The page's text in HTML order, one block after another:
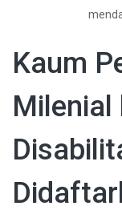
Kaum
Milenial